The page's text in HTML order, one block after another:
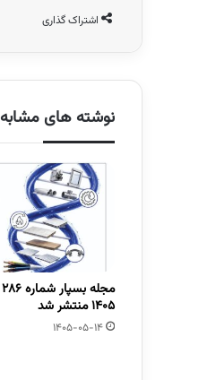
اشتراک گذاری
نوشته های مشابه
1405 منتشر شد
1405-05-14